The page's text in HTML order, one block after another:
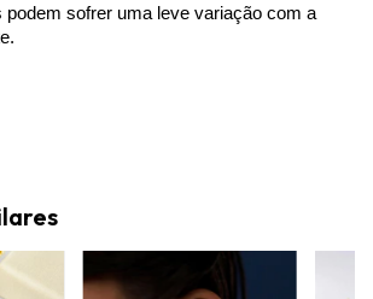
podem sofrer uma leve variação com a